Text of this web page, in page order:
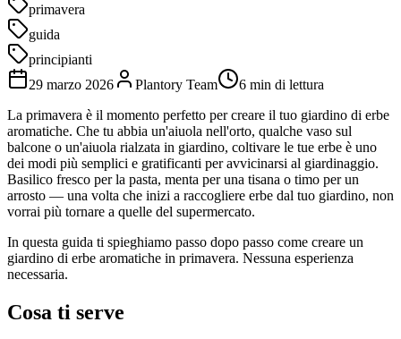
primavera
guida
principianti
29 marzo 2026
Plantory Team
6 min di lettura
La primavera è il momento perfetto per creare il tuo giardino di erbe
aromatiche. Che tu abbia un'aiuola nell'orto, qualche vaso sul
balcone o un'aiuola rialzata in giardino, coltivare le tue erbe è uno
dei modi più semplici e gratificanti per avvicinarsi al giardinaggio.
Basilico fresco per la pasta, menta per una tisana o timo per un
arrosto — una volta che inizi a raccogliere erbe dal tuo giardino, non
vorrai più tornare a quelle del supermercato.
In questa guida ti spieghiamo passo dopo passo come creare un
giardino di erbe aromatiche in primavera. Nessuna esperienza
necessaria.
Cosa ti serve